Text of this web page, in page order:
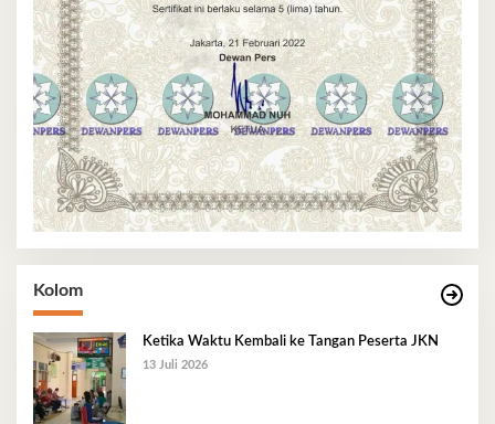
Kolom
Ketika Waktu Kembali ke Tangan Peserta JKN
13 Juli 2026